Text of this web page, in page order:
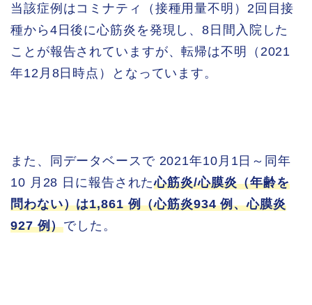
当該症例はコミナティ（接種用量不明）2回目接
種から4日後に心筋炎を発現し、8日間入院した
ことが報告されていますが、転帰は不明（2021
年12月8日時点）となっています。
また、同データベースで 2021年10月1日～同年
10 月28 日に報告された心筋炎/心膜炎（年齢を
問わない）は1,861 例（心筋炎934 例、心膜炎
927 例）でした。